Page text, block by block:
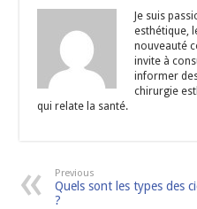
Je suis
esthétique,
nouveauté
invite à
informer
chirurgie
qui relate la santé.
Previous
Quels sont les types des
?